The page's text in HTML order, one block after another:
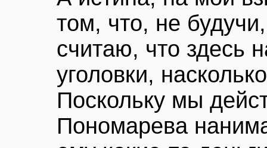
том, что, не
считаю, что здесь
уголовки,
Поскольку мы
Пономарева